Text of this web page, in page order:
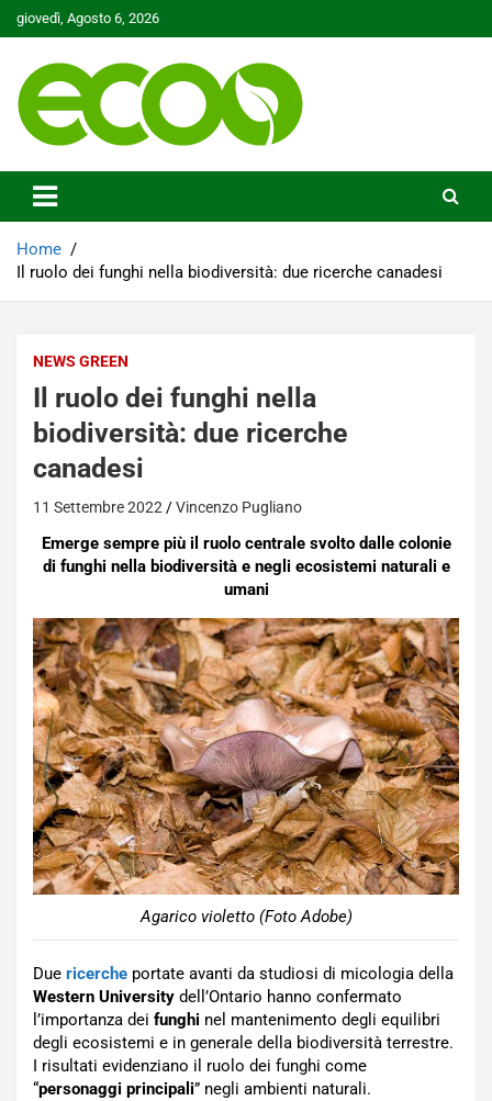
Skip
to
giovedì, Agosto 6, 2026
Ecoo.it
Home
Il ruolo dei funghi nella biodiversità: due ricerche canadesi
NEWS GREEN
Il ruolo dei funghi nella
biodiversità: due ricerche
canadesi
11 Settembre 2022 Vincenzo Pugliano
Emerge sempre più il ruolo centrale svolto dalle colonie
di funghi nella biodiversità e negli ecosistemi naturali e
umani
Agarico violetto (Foto Adobe)
Due ricerche portate avanti da studiosi di micologia della
Western University dell’Ontario hanno confermato
l’importanza dei funghi nel mantenimento degli equilibri
degli ecosistemi e in generale della biodiversità terrestre.
I risultati evidenziano il ruolo dei funghi come
“personaggi principali” negli ambienti naturali.